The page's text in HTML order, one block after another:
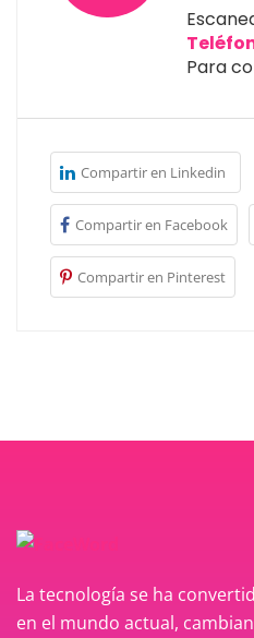
Para
Compartir en Linkedin
Compartir en Facebook
Compartir en Pinterest
La tecnología se ha
en el mundo actual,